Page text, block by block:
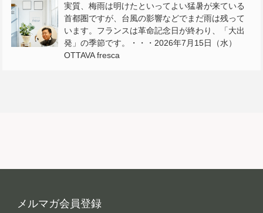
実質、梅雨は明けたといってよい猛暑が来ている
首都圏ですが、台風の影響などでまだ雨は残って
います。フランスは革命記念日が終わり、「大出
発」の季節です。・・・2026年7月15日（水）
OTTAVA fresca
メルマガ会員登録